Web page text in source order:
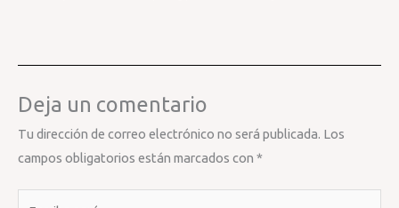
Deja un comentario
Tu dirección de correo electrónico no será publicada. Los
campos obligatorios están marcados con *